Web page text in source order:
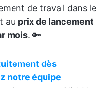
de travail dans le
au prix de lancement
mois. 🔑
dès
notre équipe